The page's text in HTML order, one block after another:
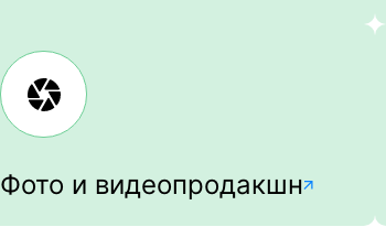
Фото и видеопродакшн